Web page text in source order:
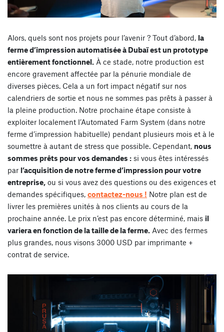
Alors, quels sont nos projets pour l’avenir ? Tout d’abord, la
ferme d’impression automatisée à Dubaï est un prototype
entièrement fonctionnel. À ce stade, notre production est
encore gravement affectée par la pénurie mondiale de
diverses pièces. Cela a un fort impact négatif sur nos
calendriers de sortie et nous ne sommes pas prêts à passer à
la pleine production. Notre prochaine étape consiste à
exploiter localement l’Automated Farm System (dans notre
ferme d’impression habituelle) pendant plusieurs mois et à le
soumettre à autant de stress que possible. Cependant, nous
sommes prêts pour vos demandes : si vous êtes intéressés
par l’acquisition de notre ferme d’impression pour votre
entreprise, ou si vous avez des questions ou des exigences et
demandes spécifiques, contactez-nous ! Notre plan est de
livrer les premières unités à nos clients au cours de la
prochaine année. Le prix n’est pas encore déterminé, mais il
variera en fonction de la taille de la ferme. Avec des fermes
plus grandes, nous visons 3000 USD par imprimante +
contrat de service.